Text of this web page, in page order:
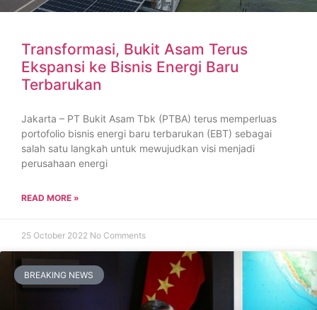
Transformasi, Bukit Asam Terus
Ekspansi ke Bisnis Energi Baru
Terbarukan
Jakarta – PT Bukit Asam Tbk (PTBA) terus memperluas
portofolio bisnis energi baru terbarukan (EBT) sebagai
salah satu langkah untuk mewujudkan visi menjadi
perusahaan energi
READ MORE »
25 October 2022 No Comments
BREAKING NEWS